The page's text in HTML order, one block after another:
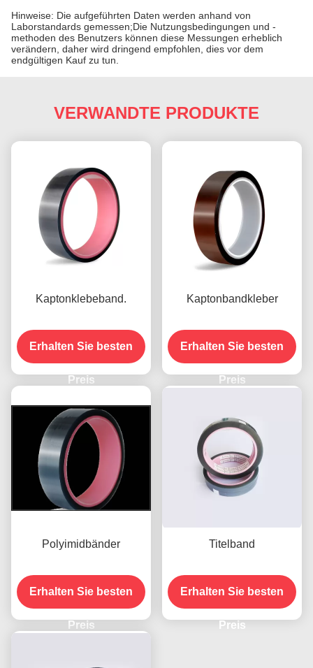
Hinweise: Die aufgeführten Daten werden anhand von
Laborstandards gemessen;Die Nutzungsbedingungen und -
methoden des Benutzers können diese Messungen erheblich
verändern, daher wird dringend empfohlen, dies vor dem
endgültigen Kauf zu tun.
VERWANDTE PRODUKTE
Kaptonklebeband.
Erhalten Sie besten
Preis
Kaptonbandkleber
Erhalten Sie besten
Preis
Polyimidbänder
Erhalten Sie besten
Preis
Titelband
Erhalten Sie besten
Preis